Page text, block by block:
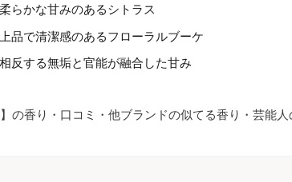
らかな甘みのあるシトラス
品で清潔感のあるフローラルブーケ
反する無垢と官能が融合した甘み
】の香り・口コミ・他ブランドの似てる香り・芸能